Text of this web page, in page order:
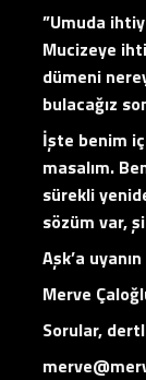
”Umuda
Mucizeye
dümeni
bulacağız
İşte benim
masalım.
sürekli
sözüm var,
Aşk’a
Merve
Sorular,